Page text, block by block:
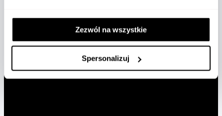
Zezwól na wszystkie
Spersonalizuj